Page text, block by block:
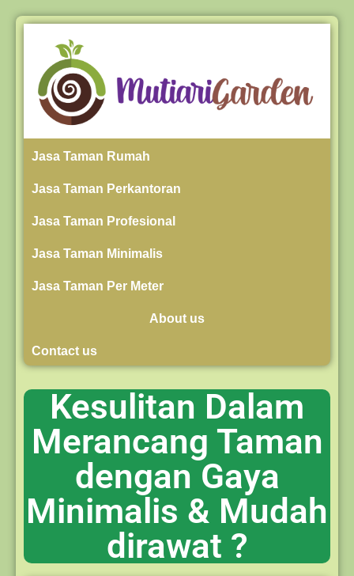
Jasa Taman Rumah
Jasa Taman Perkantoran
Jasa Taman Profesional
Jasa Taman Minimalis
Jasa Taman Per Meter
About us
Contact us
Kesulitan Dalam
Merancang Taman
dengan Gaya
Minimalis & Mudah
dirawat ?